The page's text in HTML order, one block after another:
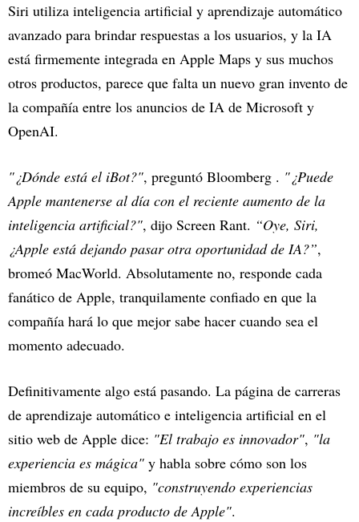
Siri utiliza inteligencia artificial y aprendizaje automático
avanzado para brindar respuestas a los usuarios, y la IA
está firmemente integrada en Apple Maps y sus muchos
otros productos, parece que falta un nuevo gran invento de
la compañía entre los anuncios de IA de Microsoft y
OpenAI.
"¿Dónde está el iBot?", preguntó Bloomberg . "¿Puede
Apple mantenerse al día con el reciente aumento de la
inteligencia artificial?", dijo Screen Rant. “Oye, Siri,
¿Apple está dejando pasar otra oportunidad de IA?”,
bromeó MacWorld. Absolutamente no, responde cada
fanático de Apple, tranquilamente confiado en que la
compañía hará lo que mejor sabe hacer cuando sea el
momento adecuado.
Definitivamente algo está pasando. La página de carreras
de aprendizaje automático e inteligencia artificial en el
sitio web de Apple dice: "El trabajo es innovador", "la
experiencia es mágica" y habla sobre cómo son los
miembros de su equipo, "construyendo experiencias
increíbles en cada producto de Apple".